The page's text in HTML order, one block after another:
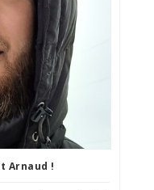
Arnaud !